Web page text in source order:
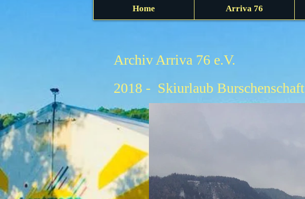
Home Arriva 76
Archiv Arriva 76 e.V.
2018 - Skiurlaub Burschenschaft